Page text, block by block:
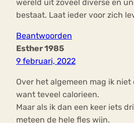
wereld uit zoveel diverse en
bestaat. Laat ieder voor zich
Beantwoorden
Esther 1985
9 februari, 2022
Over het algemeen mag ik
want teveel calorieen.
Maar als ik dan een keer iets
meteen de hele fles wijn.